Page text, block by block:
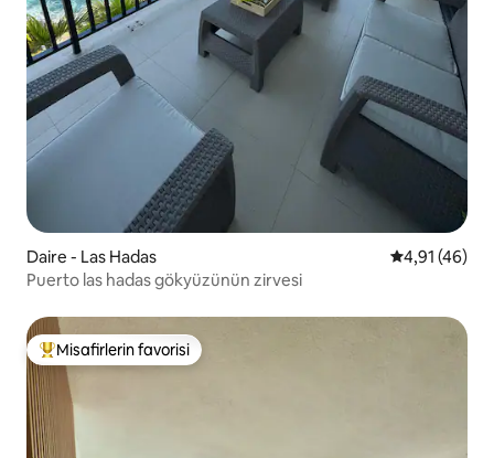
Daire - Las Hadas 5 üzerinden
4,91 (46)
Puerto las hadas gökyüzünün zirvesi
Misafirlerin favorilerinden en beğenilenler arasında
Misafirlerin favorisi